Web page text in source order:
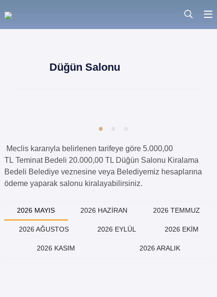
Düğün Salonu
Meclis kararıyla belirlenen tarifeye göre 5.000,00
TL Teminat Bedeli 20.000,00 TL Düğün Salonu Kiralama
Bedeli Belediye veznesine veya Belediyemiz hesaplarına
ödeme yaparak salonu kiralayabilirsiniz.
2026 MAYIS 2026 HAZİRAN 2026 TEMMUZ
2026 AĞUSTOS 2026 EYLÜL 2026 EKİM
2026 KASIM 2026 ARALIK